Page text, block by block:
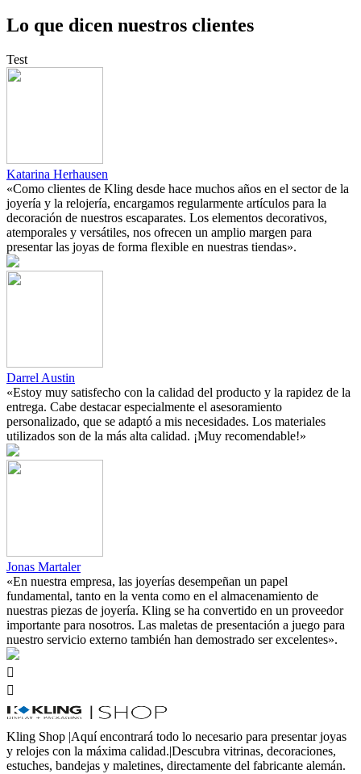
Lo que dicen nuestros clientes
Test
Katarina Herhausen
«Como clientes de Kling desde hace muchos años en el sector de la
joyería y la relojería, encargamos regularmente artículos para la
decoración de nuestros escaparates. Los elementos decorativos,
atemporales y versátiles, nos ofrecen un amplio margen para
presentar las joyas de forma flexible en nuestras tiendas».
Darrel Austin
«Estoy muy satisfecho con la calidad del producto y la rapidez de la
entrega. Cabe destacar especialmente el asesoramiento
personalizado, que se adaptó a mis necesidades. Los materiales
utilizados son de la más alta calidad. ¡Muy recomendable!»
Jonas Martaler
«En nuestra empresa, las joyerías desempeñan un papel
fundamental, tanto en la venta como en el almacenamiento de
nuestras piezas de joyería. Kling se ha convertido en un proveedor
importante para nosotros. Las maletas de presentación a juego para
nuestro servicio externo también han demostrado ser excelentes».


Kling Shop |Aquí encontrará todo lo necesario para presentar joyas
y relojes con la máxima calidad.|Descubra vitrinas, decoraciones,
estuches, bandejas y maletines, directamente del fabricante alemán.